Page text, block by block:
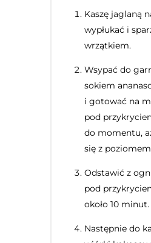
Kaszę jaglaną
wypłukać i
wrzątkiem.
Wsypać do
sokiem
i gotować na
pod
do momentu,
się z
Odstawić z
pod
około 10 minut.
Następnie do